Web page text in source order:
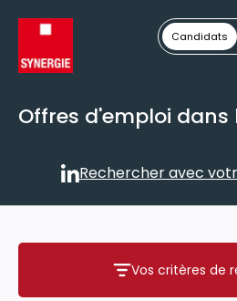
Candidats
Offres d'emploi
Rechercher avec
Vos
Vos critères de